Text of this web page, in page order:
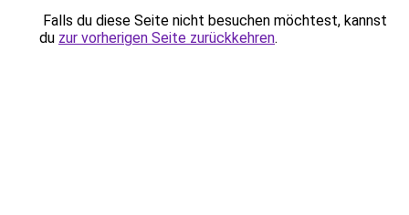
Falls du diese Seite nicht besuchen möchtest, kannst
du zur vorherigen Seite zurückkehren.